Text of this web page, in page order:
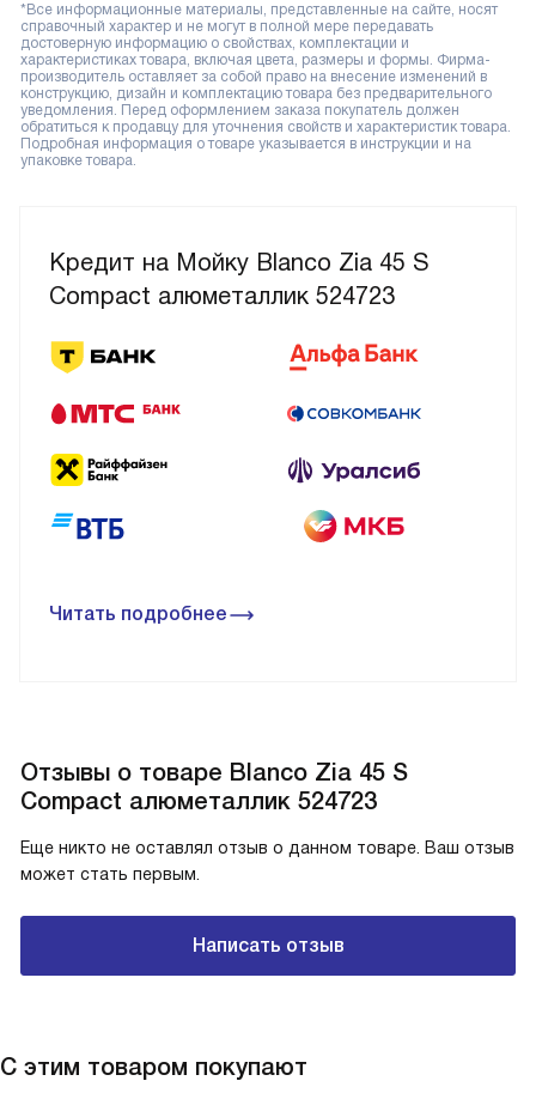
Кредит на Мойку Blanco Zia 45 S
Compact алюметаллик 524723
Читать подробнее
*Все информационные материалы, представленные на сайте, носят
справочный характер и не могут в полной мере передавать
достоверную информацию о свойствах, комплектации и
характеристиках товара, включая цвета, размеры и формы. Фирма-
производитель оставляет за собой право на внесение изменений в
конструкцию, дизайн и комплектацию товара без предварительного
уведомления. Перед оформлением заказа покупатель должен
обратиться к продавцу для уточнения свойств и характеристик товара.
Подробная информация о товаре указывается в инструкции и на
упаковке товара.
Отзывы о товаре Blanco Zia 45 S
Compact алюметаллик 524723
Еще никто не оставлял отзыв о данном товаре. Ваш отзыв
может стать первым.
Написать отзыв
С этим товаром покупают